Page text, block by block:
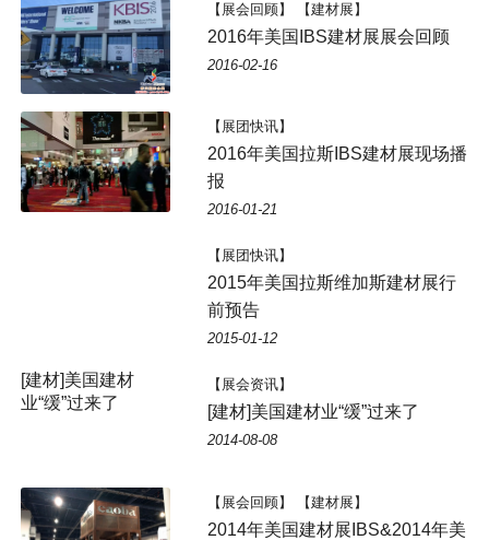
【展会回顾】 【建材展】
2016年美国IBS建材展展会回顾
2016-02-16
【展团快讯】
2016年美国拉斯IBS建材展现场播
报
2016-01-21
【展团快讯】
2015年美国拉斯维加斯建材展行
前预告
2015-01-12
【展会资讯】
[建材]美国建材业“缓”过来了
2014-08-08
【展会回顾】 【建材展】
2014年美国建材展IBS&2014年美